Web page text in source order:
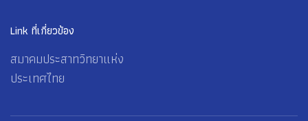
Link ที่เกี่ยวข้อง
สมาคมประสาทวิทยาแห่ง
ประเทศไทย